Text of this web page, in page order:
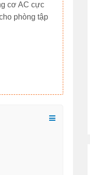
cơ AC cực
phòng tập